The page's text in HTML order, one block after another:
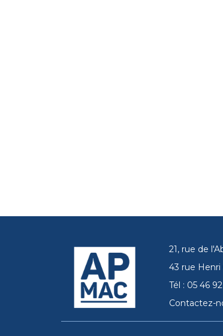
21, rue de
43 rue
Tél : 05 46
Contactez-